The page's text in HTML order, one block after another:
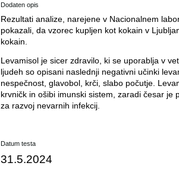
Dodaten opis
Rezultati analize, narejene v Nacionalnem
pokazali, da vzorec kupljen kot kokain v
kokain.
Levamisol je sicer zdravilo, ki se uporablja v
ljudeh so opisani naslednji negativni učinki
nespečnost, glavobol, krči, slabo počutje.
krvničk in ošibi imunski sistem, zaradi česar je
za razvoj nevarnih infekcij.
Datum testa
31.5.2024